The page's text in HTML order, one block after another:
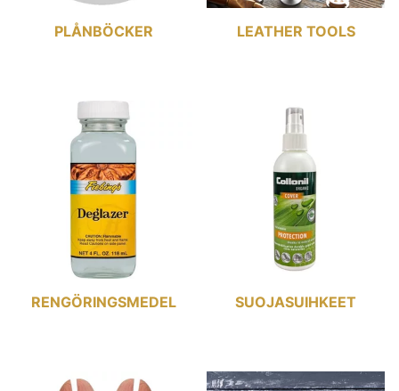
PLÅNBÖCKER LEATHER TOOLS
RENGÖRINGSMEDEL SUOJASUIHKEET